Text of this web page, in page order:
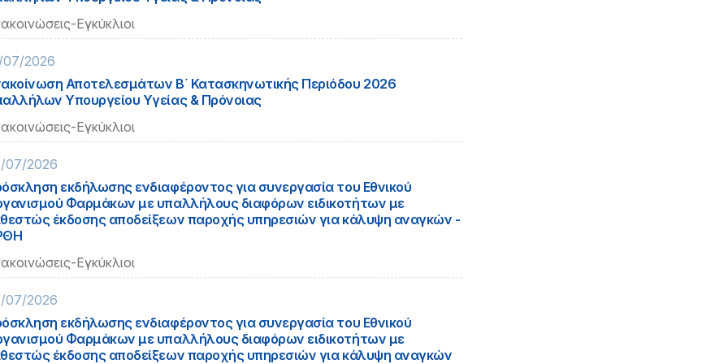
Εγκύκλιοι
07/2026
Αποτελεσμάτων Β΄ Κατασκηνωτικής Περιόδου 2026
Υπουργείου Υγείας & Πρόνοιας
Εγκύκλιοι
07/2026
εκδήλωσης ενδιαφέροντος για συνεργασία του Εθνικού
Φαρμάκων με υπαλλήλους διαφόρων ειδικοτήτων με
έκδοσης αποδείξεων παροχής υπηρεσιών για κάλυψη αναγκών -
Εγκύκλιοι
07/2026
εκδήλωσης ενδιαφέροντος για συνεργασία του Εθνικού
Φαρμάκων με υπαλλήλους διαφόρων ειδικοτήτων με
έκδοσης αποδείξεων παροχής υπηρεσιών για κάλυψη αναγκών